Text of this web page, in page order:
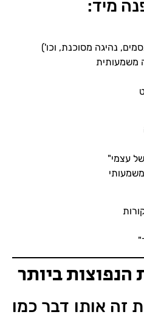
מיד:
נהיגה מסוכנת, וכו')
משמעותית
עצמי"
זה אותו דבר כמו